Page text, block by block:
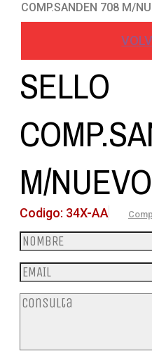
COMP.SANDEN 708 M/
SELLO
M/NUEVO
Codigo: 34X-AA